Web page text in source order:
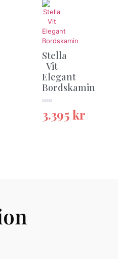
Stella
Vit
Elegant
Bordskamin
3.395kr